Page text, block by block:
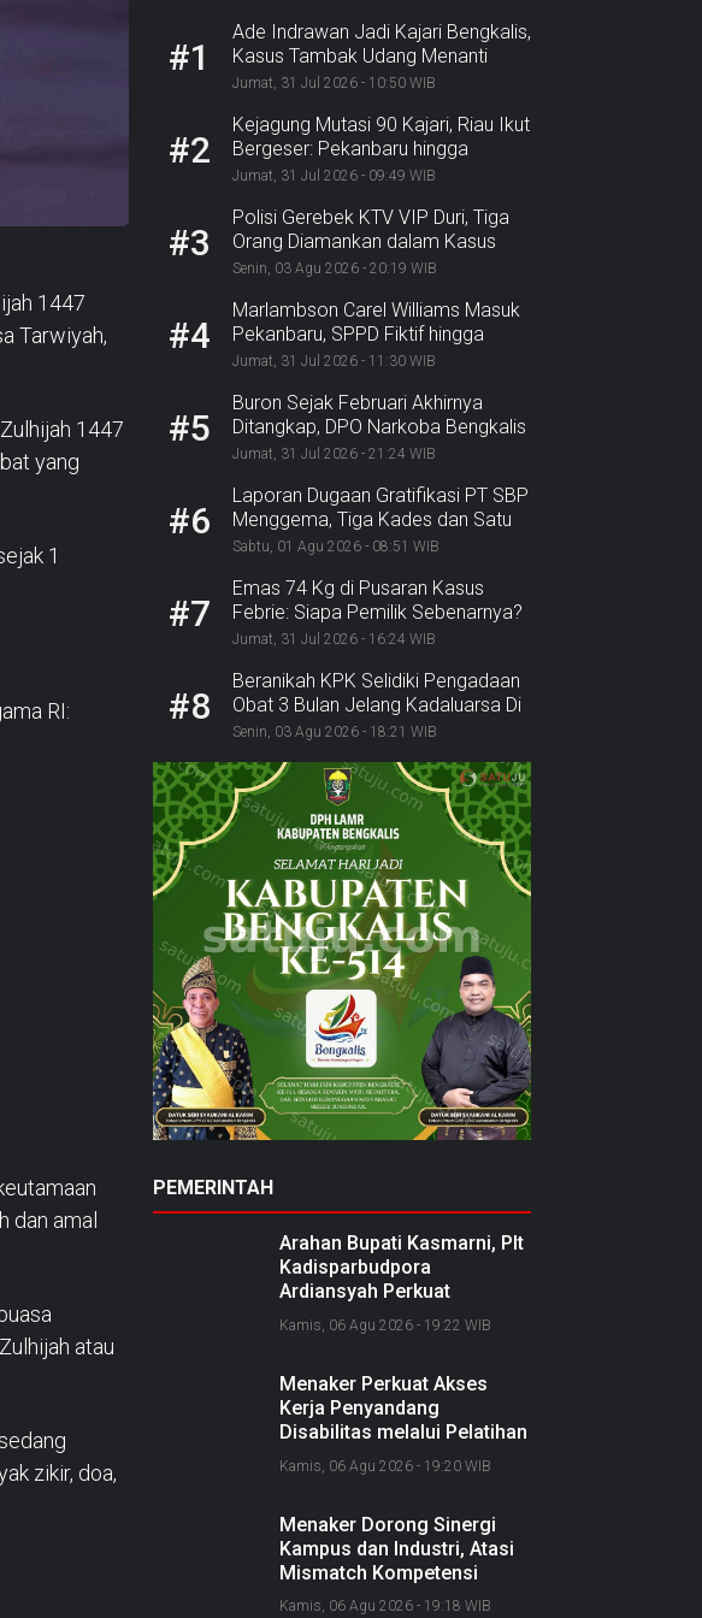
1447
Tarwiyah,
1447
yang
1
RI:
dan amal
atau
zikir, doa,
#1
Ade Indrawan Jadi Kajari Bengkalis,
Kasus Tambak Udang Menanti
Jumat, 31 Jul 2026 - 10:50 WIB
#2
Kejagung Mutasi 90 Kajari, Riau Ikut
Bergeser: Pekanbaru hingga
Bengkalis
Jumat, 31 Jul 2026 - 09:49 WIB
#3
Polisi Gerebek KTV VIP Duri, Tiga
Orang Diamankan dalam Kasus
Dugaan Ekstasi
Senin, 03 Agu 2026 - 20:19 WIB
#4
Marlambson Carel Williams Masuk
Pekanbaru, SPPD Fiktif hingga
Sosper Menanti
Jumat, 31 Jul 2026 - 11:30 WIB
#5
Buron Sejak Februari Akhirnya
Ditangkap, DPO Narkoba Bengkalis
Diciduk Bersama 2 Rekannya
Jumat, 31 Jul 2026 - 21:24 WIB
#6
Laporan Dugaan Gratifikasi PT SBP
Menggema, Tiga Kades dan Satu
Lurah Inhu Diseret ke Kejaksaan
Sabtu, 01 Agu 2026 - 08:51 WIB
#7
Emas 74 Kg di Pusaran Kasus
Febrie: Siapa Pemilik Sebenarnya?
Jumat, 31 Jul 2026 - 16:24 WIB
#8
Beranikah KPK Selidiki Pengadaan
Obat 3 Bulan Jelang Kadaluarsa Di
Dinkes Pekanbaru
Senin, 03 Agu 2026 - 18:21 WIB
PEMERINTAH
Arahan Bupati Kasmarni, Plt
Kadisparbudpora
Ardiansyah Perkuat
Kolaborasi Nasional
Sukseskan Ekraforia 2026
sebagai Kabupaten Kreatif
Kamis, 06 Agu 2026 - 19:22 WIB
Menaker Perkuat Akses
Kerja Penyandang
Disabilitas melalui Pelatihan
dan Kemitraan Industri
Kamis, 06 Agu 2026 - 19:20 WIB
Menaker Dorong Sinergi
Kampus dan Industri, Atasi
Mismatch Kompetensi
Lulusan dengan Dunia Kerja
Kamis, 06 Agu 2026 - 19:18 WIB